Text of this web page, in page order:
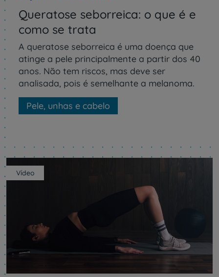
Queratose seborreica: o que é e
como se trata
A queratose seborreica é uma doença que
atinge a pele principalmente a partir dos 40
anos. Não tem riscos, mas deve ser
analisada, pois é semelhante a melanoma.
Pele, unhas e cabelo
Vídeo